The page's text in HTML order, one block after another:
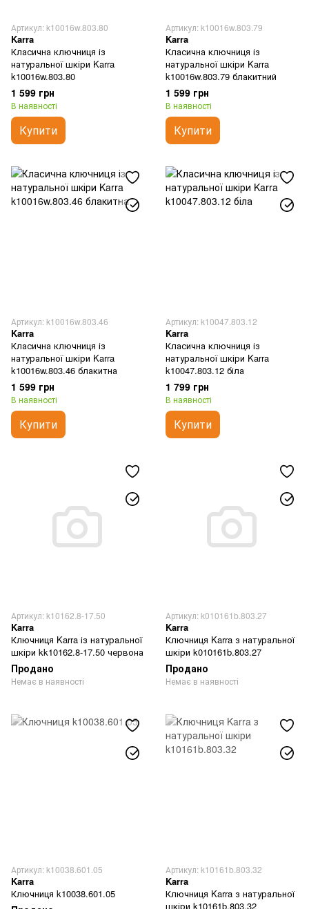
Артикул: k10016w.803.80
Karra
Класична ключниця із
натуральної шкіри Karra
k10016w.803.80
1 599 грн
В наявності
Купити
Артикул: k10016w.803.79
Karra
Класична ключниця із
натуральної шкіри Karra
k10016w.803.79 блакитний
1 599 грн
В наявності
Купити
Артикул: k10016w.803.46
Karra
Класична ключниця із
натуральної шкіри Karra
k10016w.803.46 блакитна
1 599 грн
В наявності
Купити
Артикул: k10047.803.12
Karra
Класична ключниця із
натуральної шкіри Karra
k10047.803.12 біла
1 799 грн
В наявності
Купити
Артикул: k10162.8-17.50
Karra
Ключниця Karra із натуральної
шкіри kk10162.8-17.50 червона
Продано
Немає в наявності
Артикул: k010161b.803.27
Karra
Ключниця Karra з натуральної
шкіри k010161b.803.27
Продано
Немає в наявності
Артикул: k10038.601.05
Karra
Ключниця k10038.601.05
Артикул: k10161b.803.32
Karra
Ключниця Karra з натуральної
шкіри k10161b.803.32